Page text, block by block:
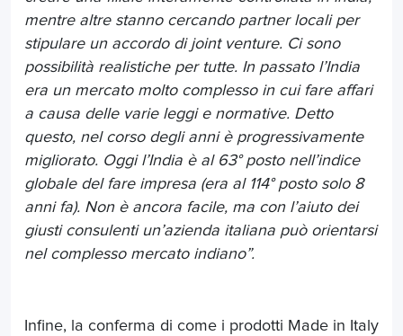
mentre altre stanno cercando partner locali per
stipulare un accordo di joint venture. Ci sono
possibilità realistiche per tutte. In passato l’India
era un mercato molto complesso in cui fare affari
a causa delle varie leggi e normative. Detto
questo, nel corso degli anni è progressivamente
migliorato. Oggi l’India è al 63° posto nell’indice
globale del fare impresa (era al 114° posto solo 8
anni fa). Non è ancora facile, ma con l’aiuto dei
giusti consulenti un’azienda italiana può orientarsi
nel complesso mercato indiano”.
Infine, la conferma di come i prodotti Made in Italy